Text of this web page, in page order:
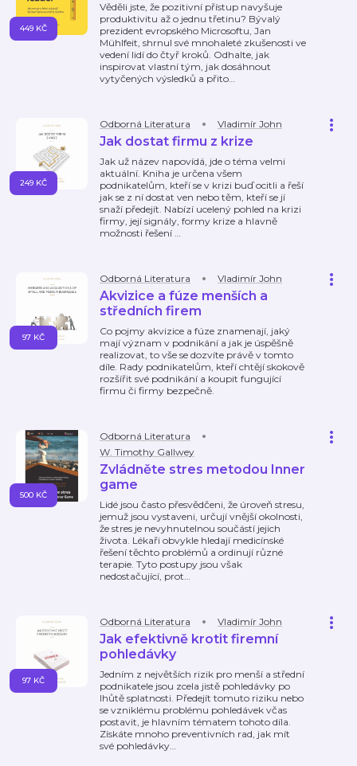
Věděli jste, že pozitivní přístup navyšuje
produktivitu až o jednu třetinu? Bývalý
prezident evropského Microsoftu, Jan
Mühlfeit, shrnul své mnohaleté zkušenosti ve
vedení lidí do čtyř kroků. Odhalte, jak
inspirovat vlastní tým, jak dosáhnout
vytyčených výsledků a přito…
449 KČ
Odborná Literatura Vladimír John
Jak dostat firmu z krize
Jak už název napovídá, jde o téma velmi
aktuální. Kniha je určena všem
podnikatelům, kteří se v krizi buď ocitli a řeší
jak se z ní dostat ven nebo těm, kteří se jí
snaží předejít. Nabízí ucelený pohled na krizi
firmy, její signály, formy krize a hlavně
možnosti řešení …
249 KČ
Odborná Literatura Vladimír John
Akvizice a fúze menších a
středních firem
Co pojmy akvizice a fúze znamenají, jaký
mají význam v podnikání a jak je úspěšně
realizovat, to vše se dozvíte právě v tomto
díle. Rady podnikatelům, kteří chtějí skokově
rozšířit své podnikání a koupit fungující
firmu či firmy bezpečně.
97 KČ
Odborná Literatura
W. Timothy Gallwey
Zvládněte stres metodou Inner
game
Lidé jsou často přesvědčeni, že úroveň stresu,
jemuž jsou vystaveni, určují vnější okolnosti,
že stres je nevyhnutelnou součástí jejich
života. Lékaři obvykle hledají medicínské
řešení těchto problémů a ordinují různé
terapie. Tyto postupy jsou však
nedostačující, prot…
500 KČ
Odborná Literatura Vladimír John
Jak efektivně krotit firemní
pohledávky
Jedním z největších rizik pro menší a střední
podnikatele jsou zcela jistě pohledávky po
lhůtě splatnosti. Předejít tomuto riziku nebo
se vzniklému problému pohledávek včas
postavit, je hlavním tématem tohoto díla.
Získáte mnoho preventivních rad, jak mít
své pohledávky…
97 KČ